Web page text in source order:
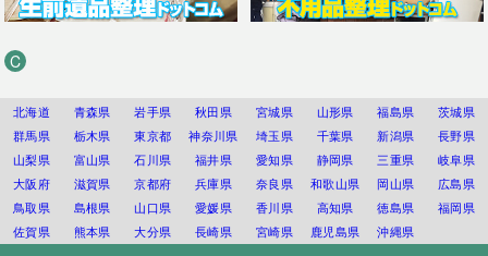
C
北海道 青森県 岩手県 秋田県 宮城県 山形県 福島県
茨城県
群馬県
栃木県 東京都 神奈川県 埼玉県 千葉県 新潟県
長野県
山梨県
富山県 石川県 福井県 愛知県 静岡県 三重県
岐阜県
大阪府
滋賀県 京都府 兵庫県 奈良県 和歌山県 岡山県
広島県
鳥取県
島根県 山口県 愛媛県 香川県 高知県 徳島県
福岡県
佐賀県
熊本県 大分県 長崎県 宮崎県 鹿児島県 沖縄県